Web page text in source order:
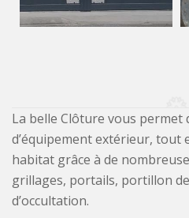
La belle Clôture vous
d’équipement extérieur, tout
habitat grâce à de
grillages, portails, portillon
d’occultation.